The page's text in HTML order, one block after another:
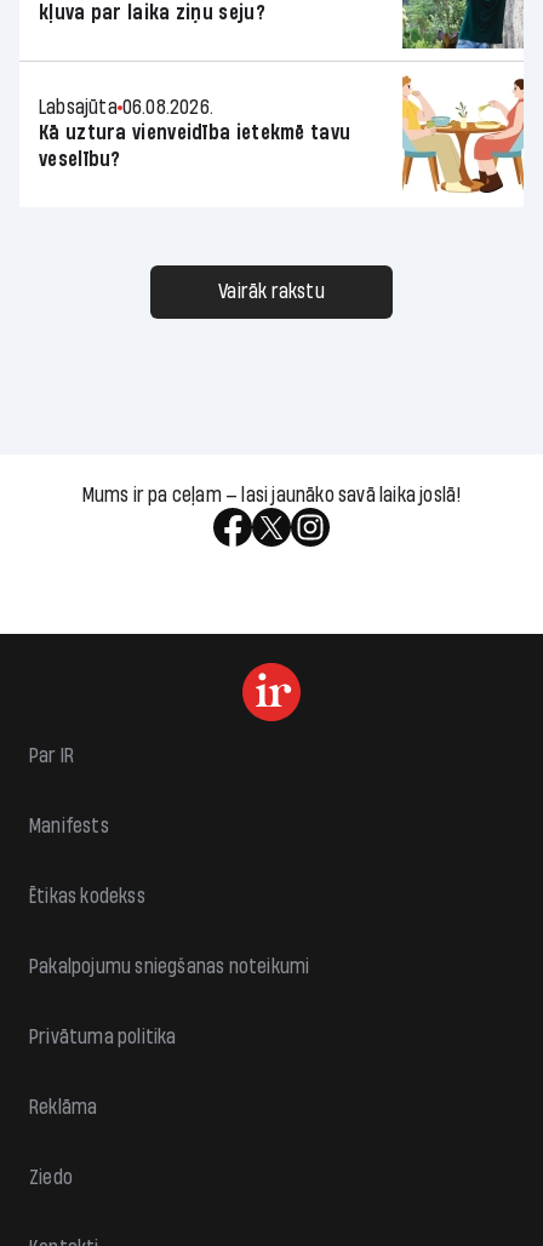
kļuva par laika ziņu seju?
Labsajūta 06.08.2026.
Kā uztura vienveidība ietekmē tavu
veselību?
Vairāk rakstu
Mums ir pa ceļam — lasi jaunāko savā laika joslā!
Par IR
Manifests
Ētikas kodekss
Pakalpojumu sniegšanas noteikumi
Privātuma politika
Reklāma
Ziedo